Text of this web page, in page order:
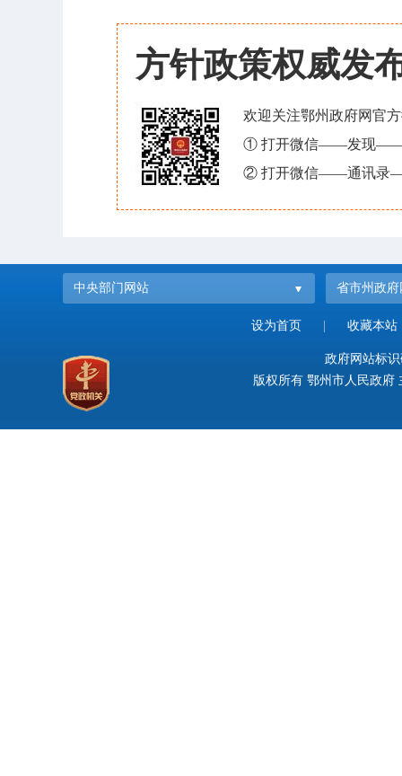
方针政策权威发
欢迎关注鄂州政府网官
① 打开微信——发现——
② 打开微信——通讯录
中央部门网站 省市州政府
设为首页 收藏本站
政府网站标
版权所有 鄂州市人民政府